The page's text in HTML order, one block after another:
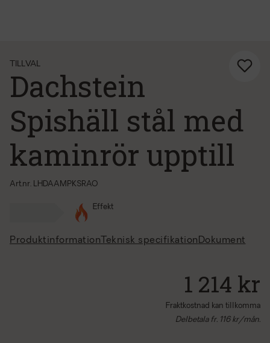
TILLVAL
Dachstein
Spishäll stål med
kaminrör upptill
Art.nr. LHDAAMPKSRAO
Effekt
Produktinformation Teknisk specifikation Dokument
1 214 kr
Fraktkostnad kan tillkomma
Delbetala fr. 116kr/mån.